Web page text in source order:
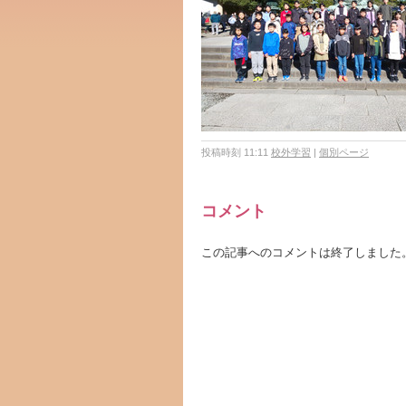
投稿時刻 11:11 校外学習 | 個別ページ
コメント
この記事へのコメントは終了しました